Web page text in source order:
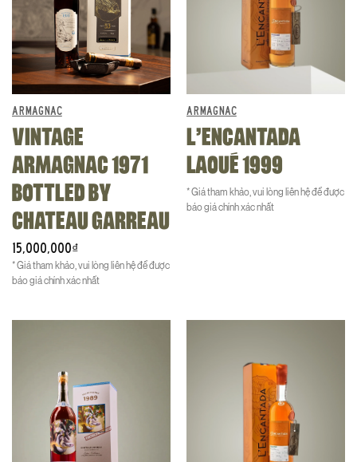
ARMAGNAC
VINTAGE
ARMAGNAC 1971
BOTTLED BY
CHATEAU GARREAU
15,000,000₫
* Giá tham khảo, vui lòng liên hệ để được
báo giá chính xác nhất
ARMAGNAC
L’ENCANTADA
LAOUÉ 1999
* Giá tham khảo, vui lòng liên hệ để được
báo giá chính xác nhất